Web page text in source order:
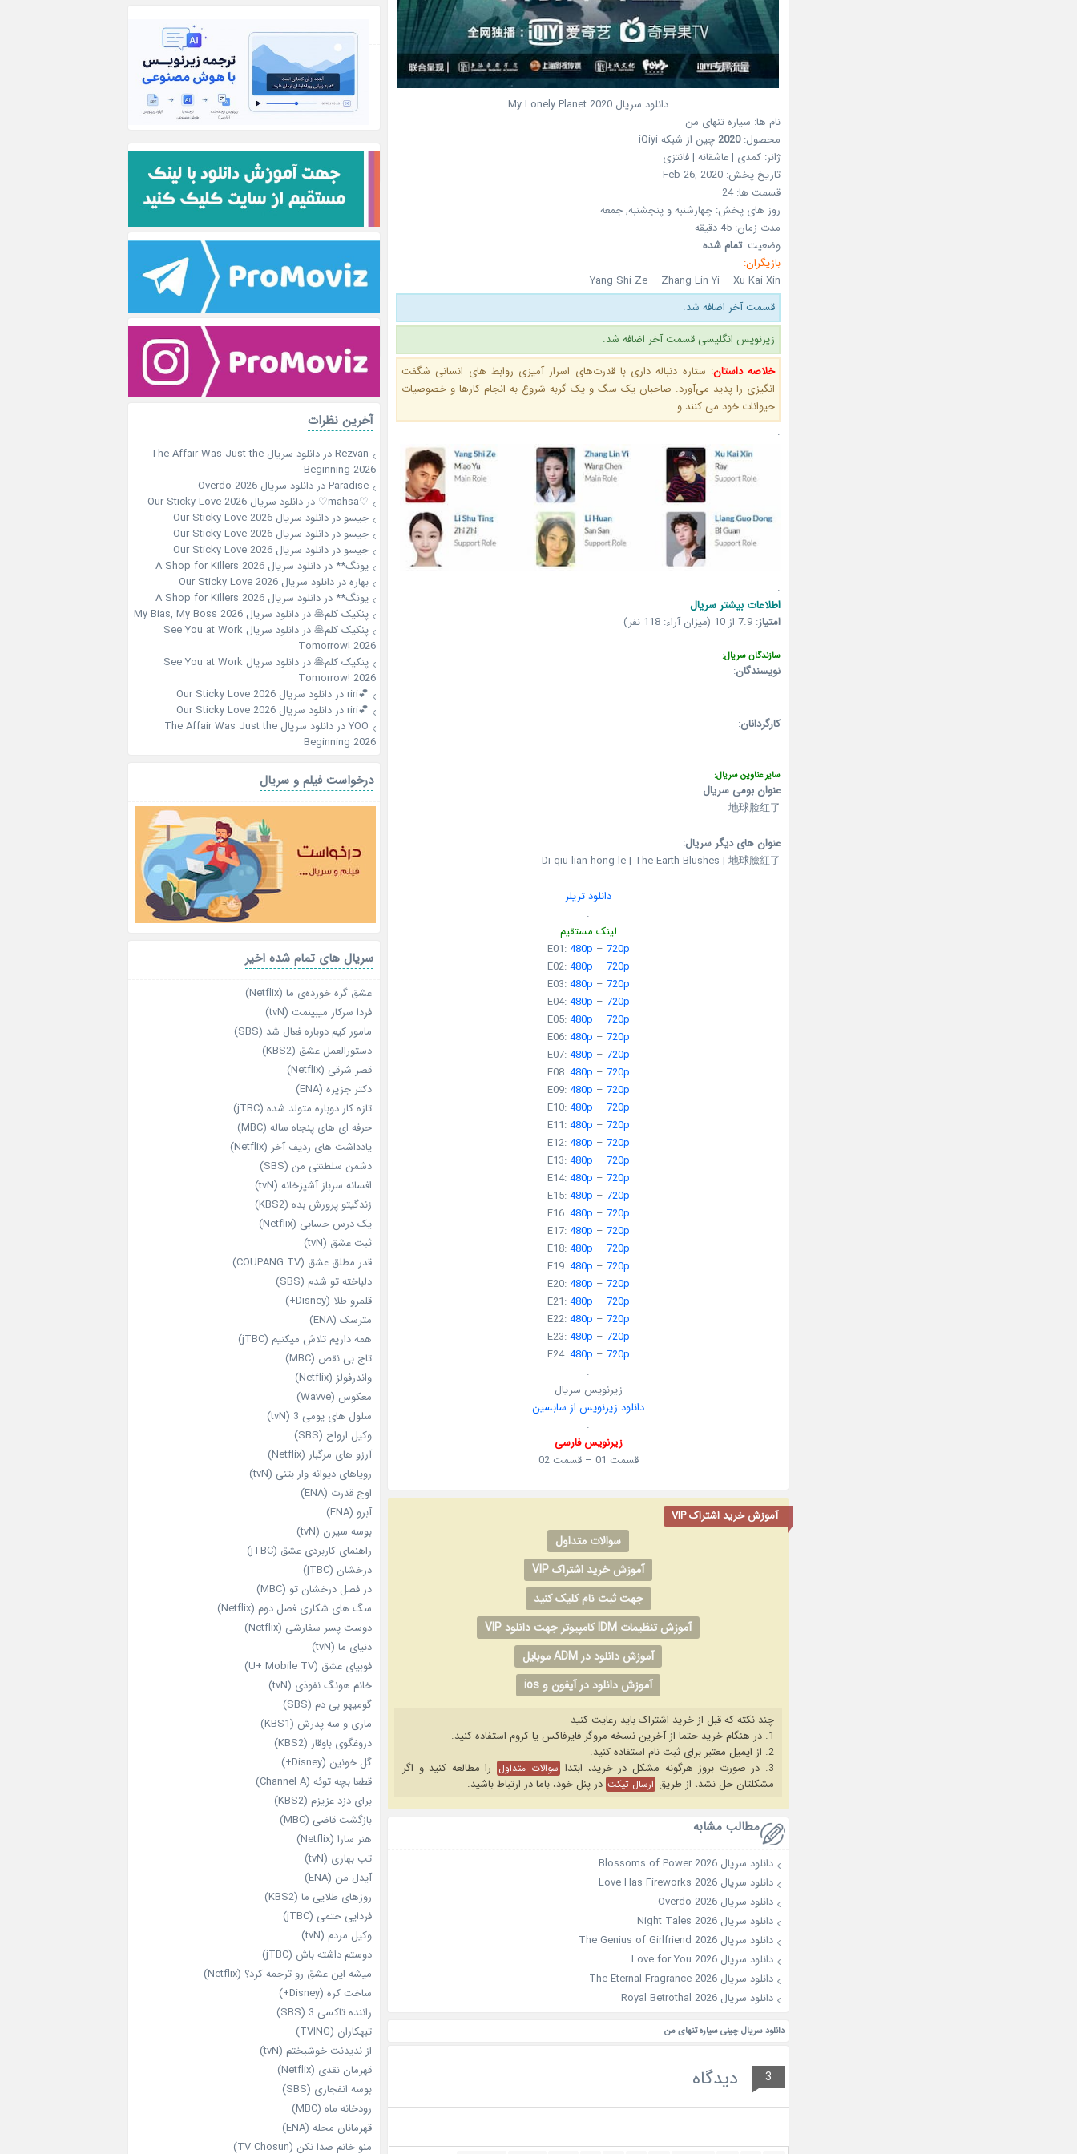
دانلود سریال My Lonely Planet 2020
نام ها: سیاره تنهای من
محصول:2020چین از شبکه iQiyi
ژانر: کمدی | عاشقانه | فانتزی
تاریخ پخش: Feb 26, 2020
قسمت ها:24
روز های پخش: چهارشنبه و پنجشنبه, جمعه
مدت زمان: 45 دقیقه
وضعیت:تمام شده
بازیگران:
Yang Shi Ze – Zhang Lin Yi – Xu Kai Xin
قسمت آخر اضافه شد.
زیرنویس انگلیسی قسمت آخر اضافه شد.
خلاصه داستان: ستاره دنباله‌ داری با قدرت‌های اسرار آمیزی روابط های انسانی شگفت
انگیزی را پدید می‌آورد. صاحبان یک سگ و یک گربه شروع به انجام کارها و خصوصیات
حیوانات خود می کنند و …
.
.
اطلاعات بیشتر سریال
امتیاز: 7.9 از 10 (میزان آراء: 118 نفر)
سازندگان سریال:
نویسندگان:
کارگردانان:
سایر عناوین سریال:
عنوان بومی سریال:
地球脸红了
عنوان های دیگر سریال:
Di qiu lian hong le | The Earth Blushes | 地球臉紅了
.
دانلود تریلر
.
لینک مستقیم
E01:480p – 720p
E02:480p – 720p
E03:480p – 720p
E04:480p – 720p
E05:480p – 720p
E06:480p – 720p
E07:480p – 720p
E08:480p – 720p
E09:480p – 720p
E10:480p – 720p
E11:480p – 720p
E12:480p – 720p
E13:480p – 720p
E14:480p – 720p
E15:480p – 720p
E16:480p – 720p
E17:480p – 720p
E18:480p – 720p
E19:480p – 720p
E20:480p – 720p
E21:480p – 720p
E22:480p – 720p
E23:480p – 720p
E24:480p – 720p
.
زیرنویس سریال
دانلود زیرنویس از سابسین
.
زیرنویس فارسی
قسمت 01 – قسمت 02
آموزش خرید اشتراک VIP
سوالات متداول
آموزش خرید اشتراک VIP
جهت ثبت نام کلیک کنید
آموزش تنظیمات IDM کامپیوتر جهت دانلود VIP
آموزش دانلود در ADM موبایل
آموزش دانلود در آیفون و ios
چند نکته که قبل از خرید اشتراک باید رعایت کنید
1. در هنگام خرید حتما از آخرین نسخه مروگر فایرفاکس یا کروم استفاده کنید.
2. از ایمیل معتبر برای ثبت نام استفاده کنید.
3. در صورت بروز هرگونه مشکل در خرید، ابتدا
سوالات متداول را مطالعه کنید و اگر
مشکلتان حل نشد، از طریق ارسال تیکت در پنل خود، باما در ارتباط باشید.
مطالب مشابه
دانلود سریال Blossoms of Power 2026
دانلود سریال Love Has Fireworks 2026
دانلود سریال Overdo 2026
دانلود سریال Night Tales 2026
دانلود سریال The Genius of Girlfriend 2026
دانلود سریال Love for You 2026
دانلود سریال The Eternal Fragrance 2026
دانلود سریال Royal Betrothal 2026
دانلود سریال چینی سیاره تنهای من
3 دیدگاه
آخرین نظرات
Rezvanدر
دانلود سریال The Affair Was Just the
Beginning 2026
Paradiseدر دانلود سریال Overdo 2026
♡mahsa♡
در دانلود سریال Our Sticky Love 2026
جیسو در دانلود سریال Our Sticky Love 2026
جیسو در دانلود سریال Our Sticky Love 2026
جیسو در دانلود سریال Our Sticky Love 2026
یونگ** در دانلود سریال A Shop for Killers 2026
بهارهدر دانلود سریال Our Sticky Love 2026
یونگ** در دانلود سریال A Shop for Killers 2026
پنکیک کلم🥞در دانلود سریال My Bias, My Boss 2026
پنکیک کلم🥞در
دانلود سریال See You at Work
Tomorrow! 2026
پنکیک کلم🥞در
دانلود سریال See You at Work
Tomorrow! 2026
💕riri
در دانلود سریال Our Sticky Love 2026
💕riri
در دانلود سریال Our Sticky Love 2026
YOOدر
دانلود سریال The Affair Was Just the
Beginning 2026
درخواست فیلم و سریال
سریال های تمام شده اخیر
عشق گره خورده‌ی ما (Netflix)
فردا سرکار میبینمت (tvN)
مامور کیم دوباره فعال شد (SBS)
دستورالعمل عشق (KBS2)
قصر شرقی (Netflix)
دکتر جزیره (ENA)
تازه‌ کار دوباره‌ متولد شده (jTBC)
حرفه‌ ای‌ های پنجاه‌ ساله (MBC)
یادداشت‌ های ردیف آخر (Netflix)
دشمن سلطنتی من (SBS)
افسانه سرباز آشپزخانه (tvN)
زندگیتو پرورش بده (KBS2)
یک درس حسابی (Netflix)
ثبت عشق (tvN)
قدر مطلق عشق (COUPANG TV)
دلباخته تو شدم (SBS)
قلمرو طلا (Disney+)
مترسک (ENA)
همه داریم تلاش میکنیم (jTBC)
تاج بی‌ نقص (MBC)
واندرفولز (Netflix)
معکوس (Wavve)
سلول های یومی 3 (tvN)
وکیل ارواح (SBS)
آرزو های مرگبار (Netflix)
رویاهای دیوانه‌ وار بتنی (tvN)
اوج قدرت (ENA)
آبرو (ENA)
بوسه سیرن (tvN)
راهنمای کاربردی عشق (jTBC)
درخشان (jTBC)
در فصل درخشان تو (MBC)
سگ های شکاری فصل دوم (Netflix)
دوست‌ پسر سفارشی (Netflix)
دنیای ما (tvN)
فوبیای عشق (U+ Mobile TV)
خانم هونگ نفوذی (tvN)
گومیهو بی دم (SBS)
ماری و سه پدرش (KBS1)
دروغگوی باوقار (KBS2)
گل خونین (Disney+)
قطعا بچه توئه (Channel A)
برای دزد عزیزم (KBS2)
بازگشت قاضی (MBC)
هنر سارا (Netflix)
تب بهاری (tvN)
آیدل من (ENA)
روزهای طلایی ما (KBS2)
فردایی حتمی (jTBC)
وکیل مردم (tvN)
دوستم داشته باش (jTBC)
میشه این عشق رو ترجمه کرد؟ (Netflix)
ساخت کره (Disney+)
راننده تاکسی 3 (SBS)
تبهکاران (TVING)
از ندیدنت خوشبختم (tvN)
قهرمان نقدی (Netflix)
بوسه انفجاری (SBS)
رودخانه ماه (MBC)
قهرمانان محله (ENA)
منو خانم صدا نکن (TV Chosun)